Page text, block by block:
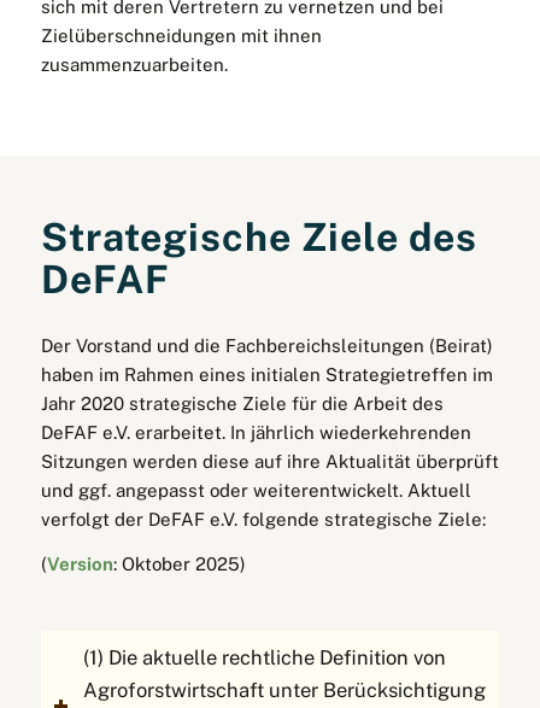
sich mit deren Vertretern zu vernetzen und bei
Zielüberschneidungen mit ihnen
zusammenzuarbeiten.
Strategische Ziele des
DeFAF
Der Vorstand und die Fachbereichsleitungen (Beirat)
haben im Rahmen eines initialen Strategietreffen im
Jahr 2020 strategische Ziele für die Arbeit des
DeFAF e.V. erarbeitet. In jährlich wiederkehrenden
Sitzungen werden diese auf ihre Aktualität überprüft
und ggf. angepasst oder weiterentwickelt. Aktuell
verfolgt der DeFAF e.V. folgende strategische Ziele:
(Version: Oktober 2025)
(1) Die aktuelle rechtliche Definition von
Agroforstwirtschaft unter Berücksichtigung